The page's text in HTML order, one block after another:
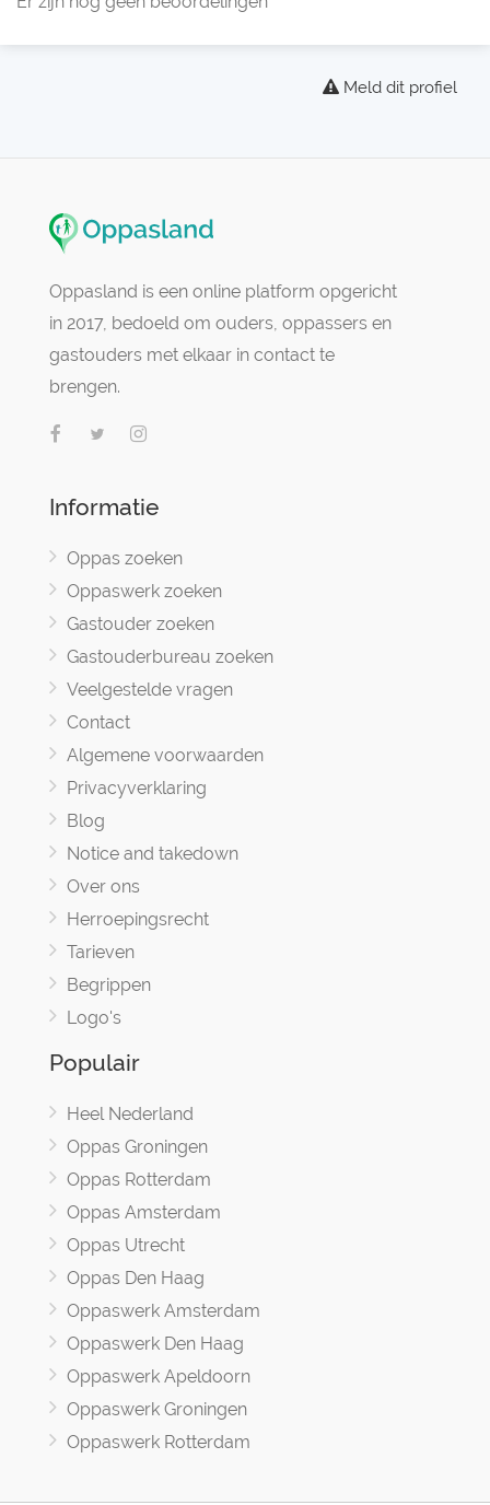
Meld dit profiel
Oppasland is een online platform opgericht
in 2017, bedoeld om ouders, oppassers en
gastouders met elkaar in contact te
brengen.
Informatie
Oppas zoeken
Oppaswerk zoeken
Gastouder zoeken
Gastouderbureau zoeken
Veelgestelde vragen
Contact
Algemene voorwaarden
Privacyverklaring
Blog
Notice and takedown
Over ons
Herroepingsrecht
Tarieven
Begrippen
Logo's
Populair
Heel Nederland
Oppas Groningen
Oppas Rotterdam
Oppas Amsterdam
Oppas Utrecht
Oppas Den Haag
Oppaswerk Amsterdam
Oppaswerk Den Haag
Oppaswerk Apeldoorn
Oppaswerk Groningen
Oppaswerk Rotterdam